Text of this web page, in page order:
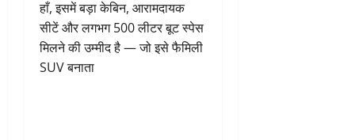
हाँ, इसमें बड़ा केबिन, आरामदायक
सीटें और लगभग 500 लीटर बूट स्पेस
मिलने की उम्मीद है — जो इसे फैमिली
SUV बनाता